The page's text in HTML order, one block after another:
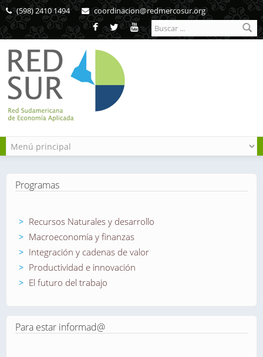
Pasar al contenido principal
(598) 2410 1494 coordinacion@redmercosur.org
Formulario de
búsqueda
Programas
Recursos Naturales y desarrollo
Macroeconomía y finanzas
Integración y cadenas de valor
Productividad e innovación
El futuro del trabajo
Para estar informad@